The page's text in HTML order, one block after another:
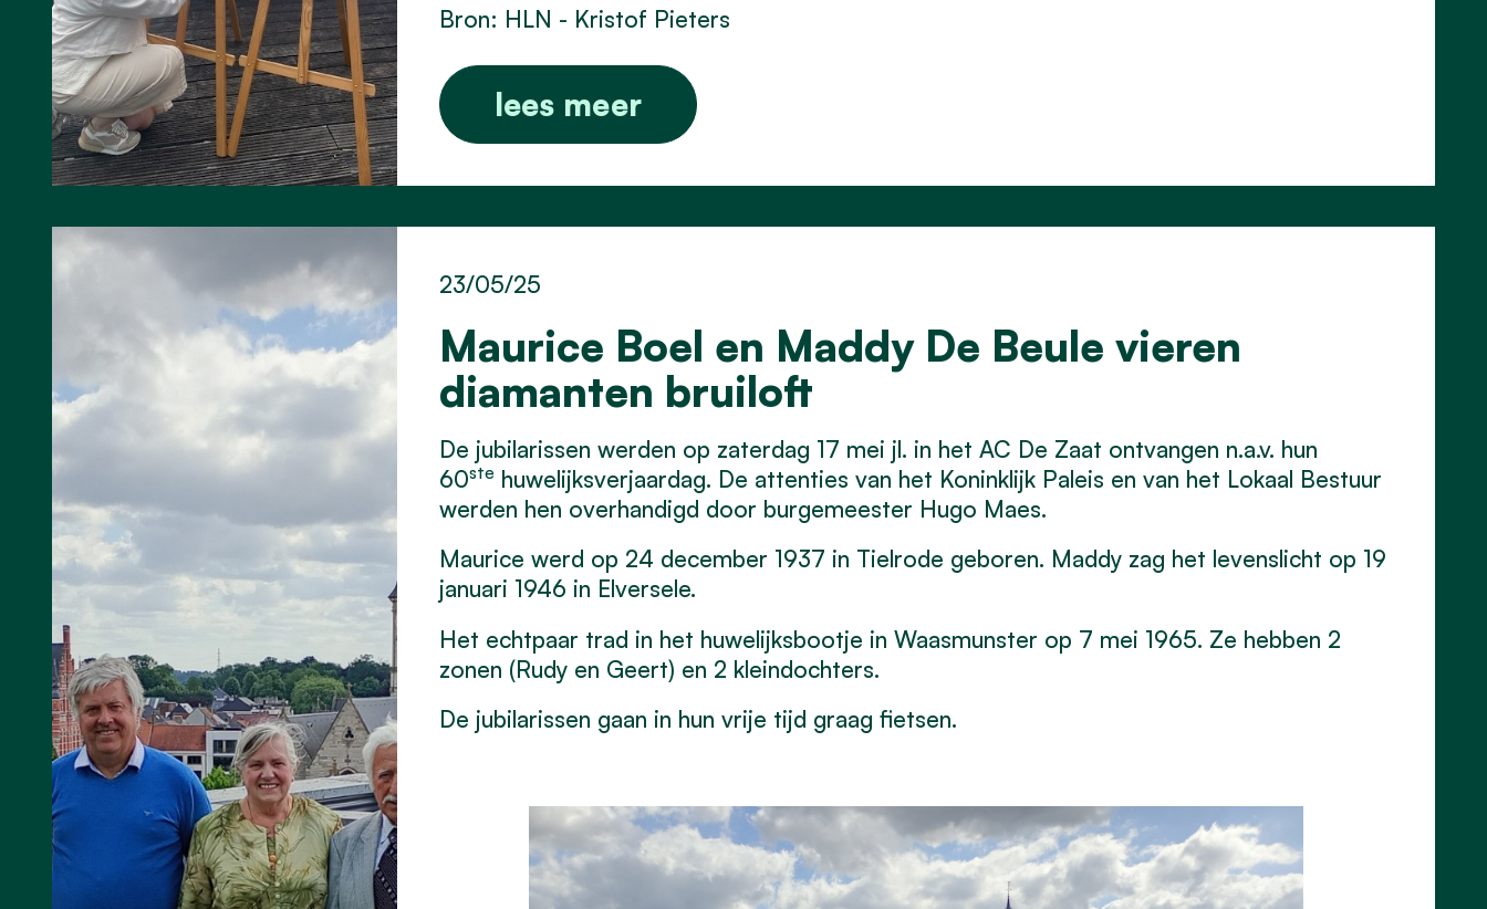
Bron: HLN - Kristof Pieters
lees meer
Maurice Boel en Maddy De Beule vieren
diamanten bruiloft
23/05/25
De jubilarissen werden op zaterdag 17 mei jl. in het AC De Zaat ontvangen n.a.v. hun
60stehuwelijksverjaardag. De attenties van het Koninklijk Paleis en van het Lokaal Bestuur
werden hen overhandigd door burgemeester Hugo Maes.
Maurice werd op 24 december 1937 in Tielrode geboren. Maddy zag het levenslicht op 19
januari 1946 in Elversele.
Het echtpaar trad in het huwelijksbootje in Waasmunster op 7 mei 1965. Ze hebben 2
zonen (Rudy en Geert) en 2 kleindochters.
De jubilarissen gaan in hun vrije tijd graag fietsen.